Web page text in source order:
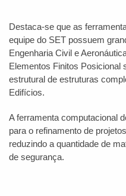
Destaca-se que as
equipe do SET possuem
Engenharia Civil e
Elementos Finitos Posicional
estrutural de estruturas
Edifícios.
A ferramenta computacional
para o refinamento de
reduzindo a quantidade de
de segurança.